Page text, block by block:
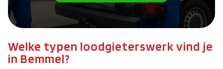
Welke typen loodgieterswerk vind je
in Bemmel?